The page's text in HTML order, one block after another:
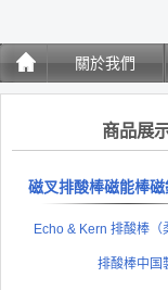
關於我們
商品展
磁叉排酸棒磁能棒
Echo & Kern 排酸棒（
排酸棒中国